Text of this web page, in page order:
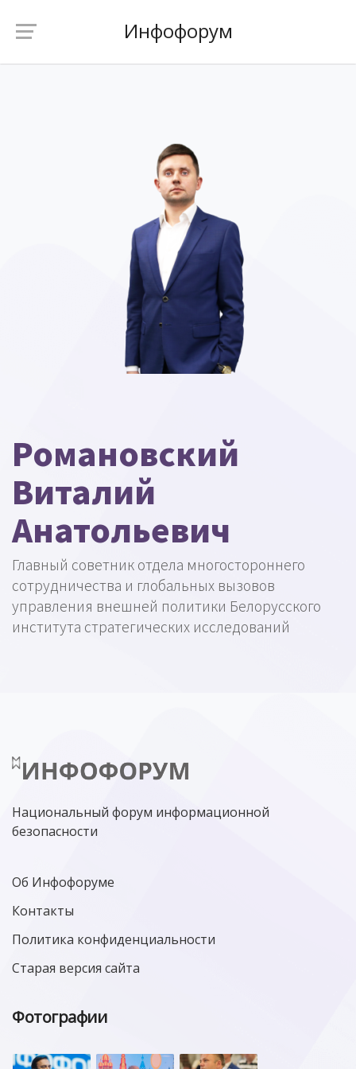
Инфофорум
Романовский
Виталий
Анатольевич
Главный советник отдела многостороннего
сотрудничества и глобальных вызовов
управления внешней политики Белорусского
института стратегических исследований
Национальный форум информационной
безопасности
Об Инфофоруме
Контакты
Политика конфиденциальности
Старая версия сайта
Фотографии